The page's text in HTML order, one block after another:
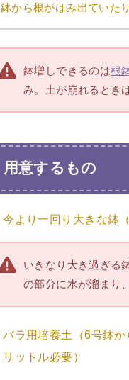
鉢から根がはみ出ていた
鉢増しできるのは根
み。土が崩れるとき
用意するもの
今より一回り大きな鉢
いきなり大き過ぎる
の部分に水が溜まり
バラ用培養土（6号鉢
リットル必要）